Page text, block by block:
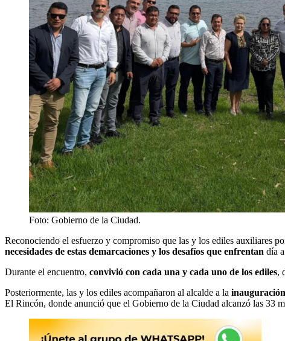
Foto: Gobierno de la Ciudad.
Reconociendo el esfuerzo y compromiso que las y los ediles auxiliares
necesidades de estas demarcaciones y los desafíos que enfrentan día
Durante el encuentro, convivió con cada una y cada uno de los ediles,
Posteriormente, las y los ediles acompañaron al alcalde a la
El Rincón, donde anunció que el Gobierno de la Ciudad alcanzó las 33